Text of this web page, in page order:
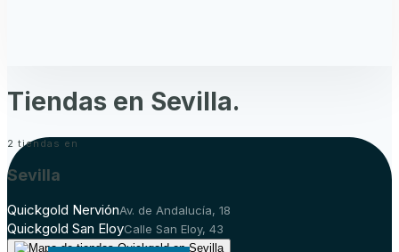
Tiendas en Sevilla.
2 tiendas en
Sevilla
Quickgold NerviónAv. de Andalucía, 18
Quickgold San EloyCalle San Eloy, 43